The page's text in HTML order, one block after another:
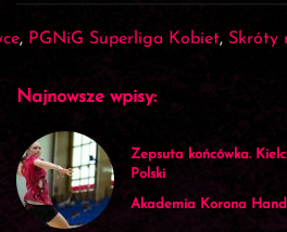
, PGNiG Superliga Kobiet, Skróty
Najnowsze wpisy:
Zepsuta końcówka.
Polski
Akademia Korona